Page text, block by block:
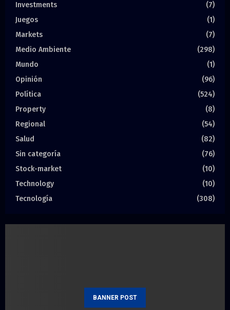
Investments
(7)
Juegos
(1)
Markets
(7)
Medio Ambiente
(298)
Mundo
(1)
Opinión
(96)
Política
(524)
Property
(8)
Regional
(54)
Salud
(82)
Sin categoría
(76)
Stock-market
(10)
Technology
(10)
Tecnología
(308)
BANNER POST